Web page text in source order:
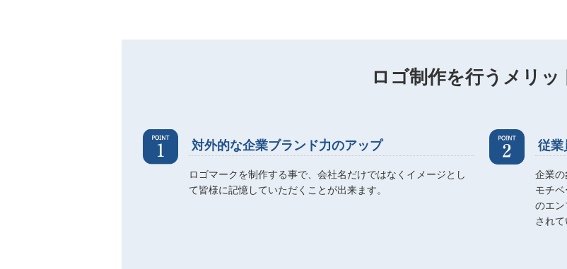
ロゴ制作を行うメリッ
対外的な企業ブランド力のアップ
ロゴマークを制作する事で、会社名だけではなくイメージとし
て皆様に記憶していただくことが出来ます。
従業
企業
モチ
のエ
されて